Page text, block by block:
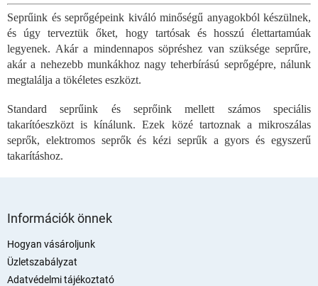
s
t
a
i
r
y
í
t
á
Seprűink és seprőgépeink kiváló minőségű anyagokból készülnek,
és úgy terveztük őket, hogy tartósak és hosszú élettartamúak
legyenek. Akár a mindennapos söpréshez van szüksége seprűre,
akár a nehezebb munkákhoz nagy teherbírású seprőgépre, nálunk
megtalálja a tökéletes eszközt.
Standard seprűink és seprőink mellett számos speciális
takarítóeszközt is kínálunk. Ezek közé tartoznak a mikroszálas
seprők, elektromos seprők és kézi seprűk a gyors és egyszerű
takarításhoz.
Információk önnek
Hogyan vásároljunk
Üzletszabályzat
Adatvédelmi tájékoztató